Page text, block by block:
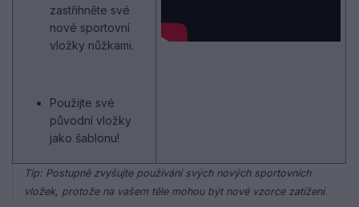
zastřihněte své
nové sportovní
vložky nůžkami.
Použijte své
původní vložky
jako šablonu!
Tip: Postupně zvyšujte používání svých nových sportovních
vložek, protože na vašem těle mohou být nové vzorce zatížení.